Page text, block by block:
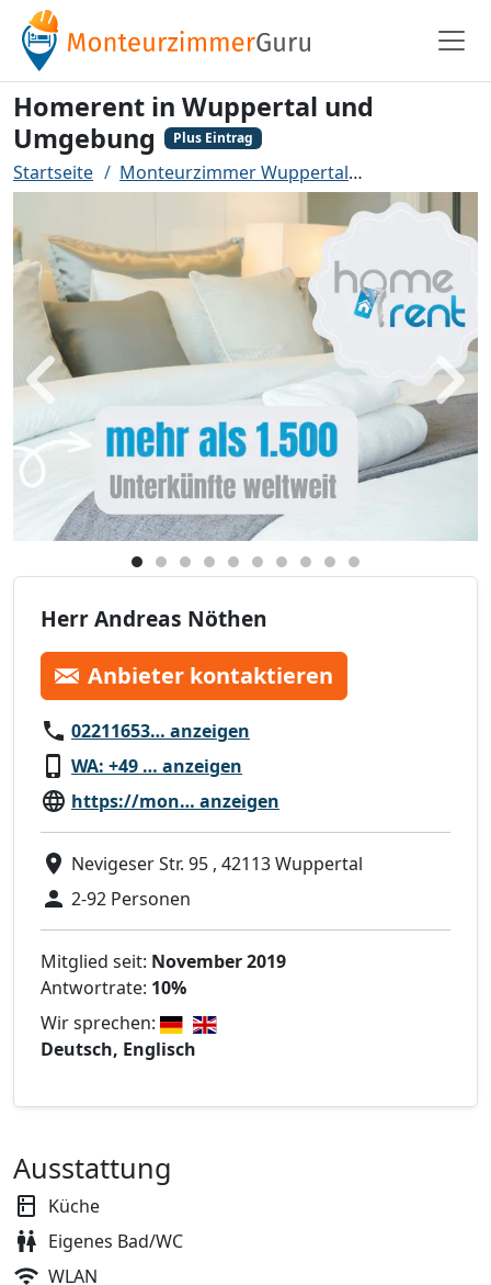
Homerent in Wuppertal und
Umgebung
Plus Eintrag
Startseite Monteurzimmer Wuppertal
Zurück
Herr Andreas Nöthen
Anbieter kontaktieren
02211653… anzeigen
WA: +49 … anzeigen
https://mon… anzeigen
Nevigeser Str. 95 , 42113 Wuppertal
2-92 Personen
Mitglied seit: November 2019
Antwortrate: 10%
Wir sprechen:
Deutsch, Englisch
Ausstattung
Küche
Eigenes Bad/WC
WLAN